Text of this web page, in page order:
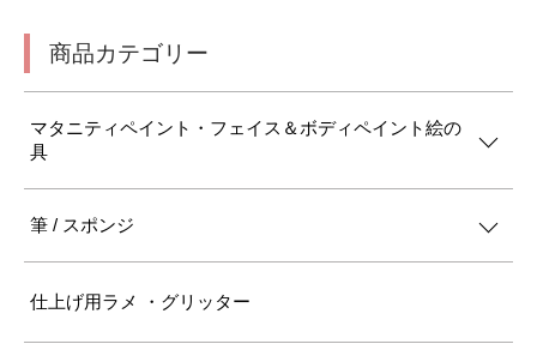
商品カテゴリー
マタニティペイント・フェイス＆ボディペイント絵の
具
筆 / スポンジ
仕上げ用ラメ ・グリッター